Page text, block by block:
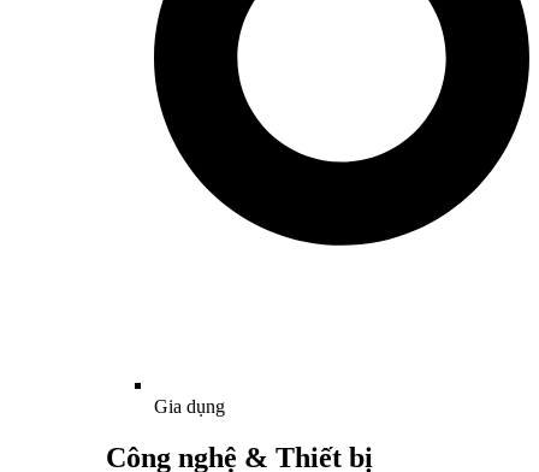
Gia dụng
Công nghệ & Thiết bị